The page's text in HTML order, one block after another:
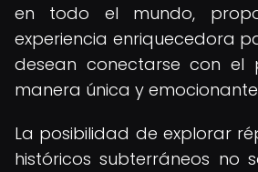
en todo el mundo,
experiencia enriquecedora
desean conectarse con el
manera única y
La posibilidad de explorar
históricos subterráneos no